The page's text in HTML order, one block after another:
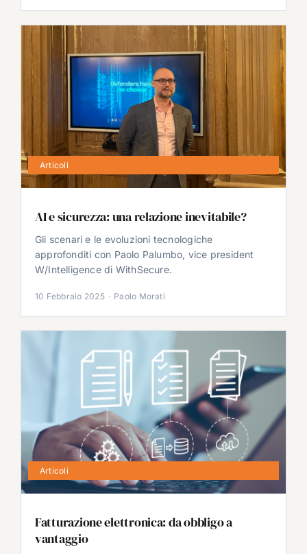
Articoli
AI e sicurezza: una relazione inevitabile?
Gli scenari e le evoluzioni tecnologiche
approfonditi con Paolo Palumbo, vice president
W/Intelligence di WithSecure.
10 Febbraio 2025 · Paolo Morati
Articoli
Fatturazione elettronica: da obbligo a
vantaggio